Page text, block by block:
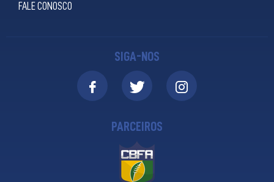
FALE CONOSCO
SIGA-NOS
PARCEIROS